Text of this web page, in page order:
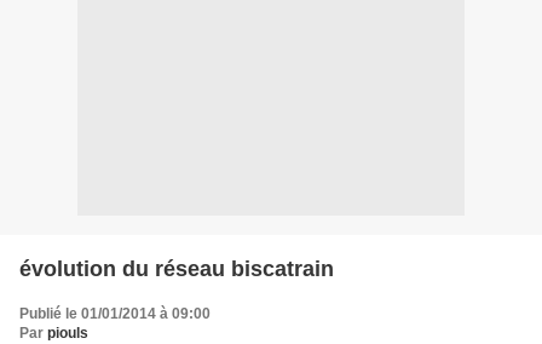
évolution du réseau biscatrain
Publié le 01/01/2014 à 09:00
Par piouls